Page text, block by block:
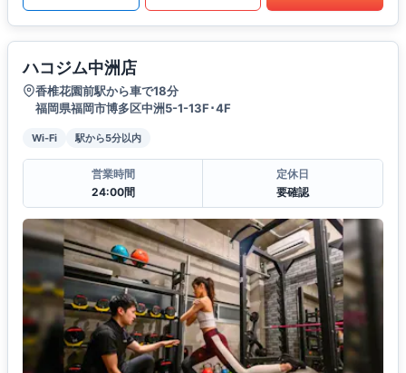
ハコジム中洲店
香椎花園前駅から車で18分
福岡県福岡市博多区中洲5-1-13F･4F
Wi-Fi 駅から5分以内
営業時間
24:00間
定休日
要確認